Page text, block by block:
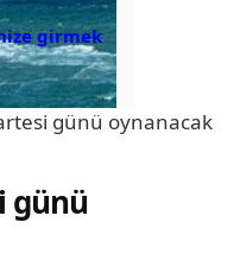
girmek
günü oynanacak
günü